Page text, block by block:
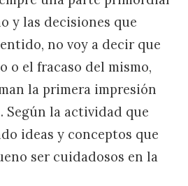
y las decisiones que
no voy a decir que
o el fracaso del mismo,
la primera impresión
Según la actividad que
ideas y conceptos que
ser cuidadosos en la